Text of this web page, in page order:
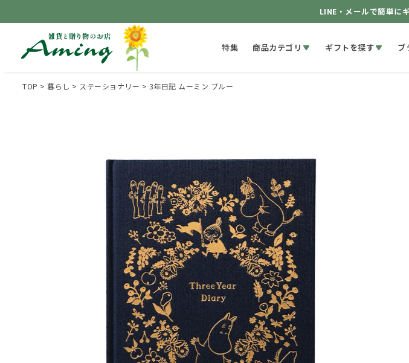
LINE・メールで簡単に
特集 商品カテゴリ ギフトを探す ブ
TOP 暮らし ステーショナリー 3年日記 ムーミン ブルー